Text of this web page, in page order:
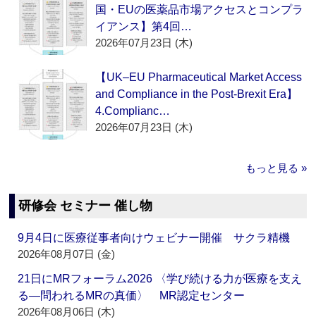
国・EUの医薬品市場アクセスとコンプラ
イアンス】第4回…
2026年07月23日 (木)
【UK–EU Pharmaceutical Market Access
and Compliance in the Post-Brexit Era】
4.Complianc…
2026年07月23日 (木)
もっと見る »
研修会 セミナー 催し物
9月4日に医療従事者向けウェビナー開催 サクラ精機
2026年08月07日 (金)
21日にMRフォーラム2026 〈学び続ける力が医療を支え
る―問われるMRの真価〉 MR認定センター
2026年08月06日 (木)